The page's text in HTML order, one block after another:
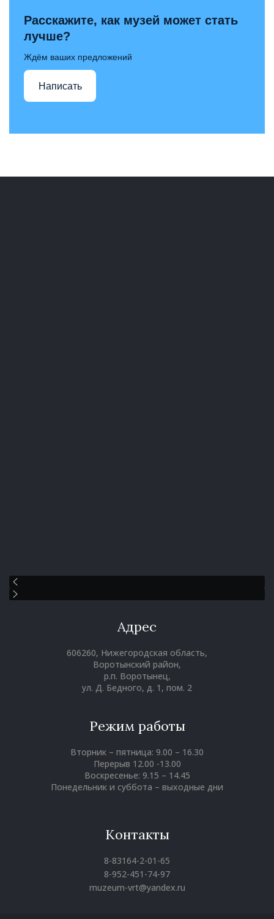
Расскажите, как музей может стать
лучше?
Ждём ваших предложений
Написать
Адрес
606260, Нижегородская область,
Воротынский район,
р.п. Воротынец,
ул. Д. Бедного, д. 1, пом. 2
Режим работы
Вторник – пятница: 9.00 – 16.30
Перерыв 12.00 -13.00
Воскресенье: 9.15 – 14.45
Понедельник и суббота – выходные дни
Контакты
8-83164-2-01-65
8-952-451-74-97
muzeum-vrt@yandex.ru